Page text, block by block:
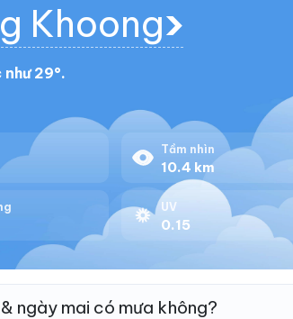
Khoong
29°.
Tầm nhìn
10.4 km
UV
0.15
ngày mai có mưa không?